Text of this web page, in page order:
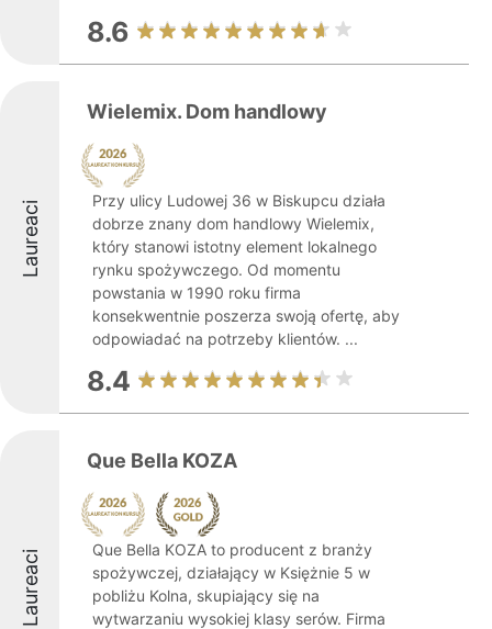
8.6
Laureaci
Wielemix. Dom handlowy
Przy ulicy Ludowej 36 w Biskupcu działa
dobrze znany dom handlowy Wielemix,
który stanowi istotny element lokalnego
rynku spożywczego. Od momentu
powstania w 1990 roku firma
konsekwentnie poszerza swoją ofertę, aby
odpowiadać na potrzeby klientów. ...
8.4
Laureaci
Que Bella KOZA
Que Bella KOZA to producent z branży
spożywczej, działający w Księżnie 5 w
pobliżu Kolna, skupiający się na
wytwarzaniu wysokiej klasy serów. Firma